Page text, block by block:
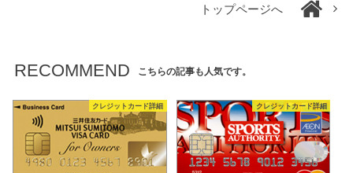
トップページへ
RECOMMEND こちらの記事も人気です。
クレジットカード詳細 クレジットカード詳細